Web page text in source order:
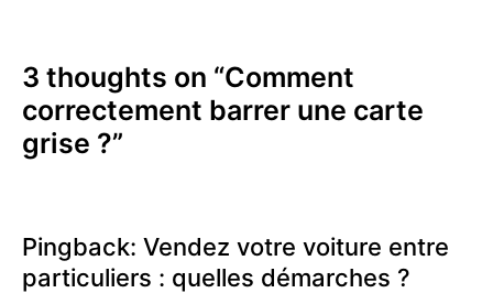
e
s
i
g
a
o
n
3 thoughts on “Comment
correctement barrer une carte
grise ?”
Pingback: Vendez votre voiture entre
particuliers : quelles démarches ?